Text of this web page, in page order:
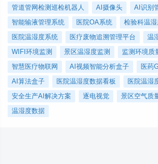
管道管网检测巡检机器人
AI摄像头
AI识别
智能输液管理系统
医院OA系统
检验科温
医院温湿度系统
医疗废物追溯管理平台
温
WIFI环境监测
景区温湿度监测
监测环境质
智慧医疗物联网
AI视频智能分析盒子
医药
AI算法盒子
医院温湿度数据看板
医院温湿
安全生产AI解决方案
逐电视觉
景区空气质
温湿度数据